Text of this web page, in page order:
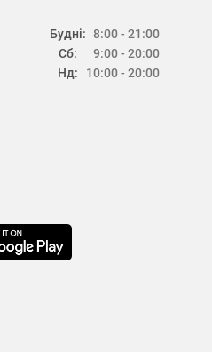
Будні:
Сб:
Нд:
8:00 - 21:00
9:00 - 20:00
10:00 - 20:00